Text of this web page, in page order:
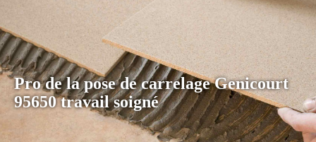
Pro de la pose de carrelage Genicourt
95650 travail soigné